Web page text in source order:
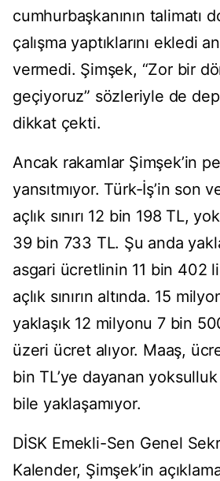
cumhurbaşkanının talimatı
çalışma yaptıklarını ekledi
vermedi. Şimşek, “Zor bir
geçiyoruz” sözleriyle de
dikkat çekti.
Ancak rakamlar Şimşek’in
yansıtmıyor. Türk-İş’in son
açlık sınırı 12 bin 198 TL,
39 bin 733 TL. Şu anda
asgari ücretlinin 11 bin 402
açlık sınırın altında. 15
yaklaşık 12 milyonu 7 bin
üzeri ücret alıyor. Maaş,
bin TL’ye dayanan yoksulluk
bile yaklaşamıyor.
DİSK Emekli-Sen Genel
Kalender, Şimşek’in